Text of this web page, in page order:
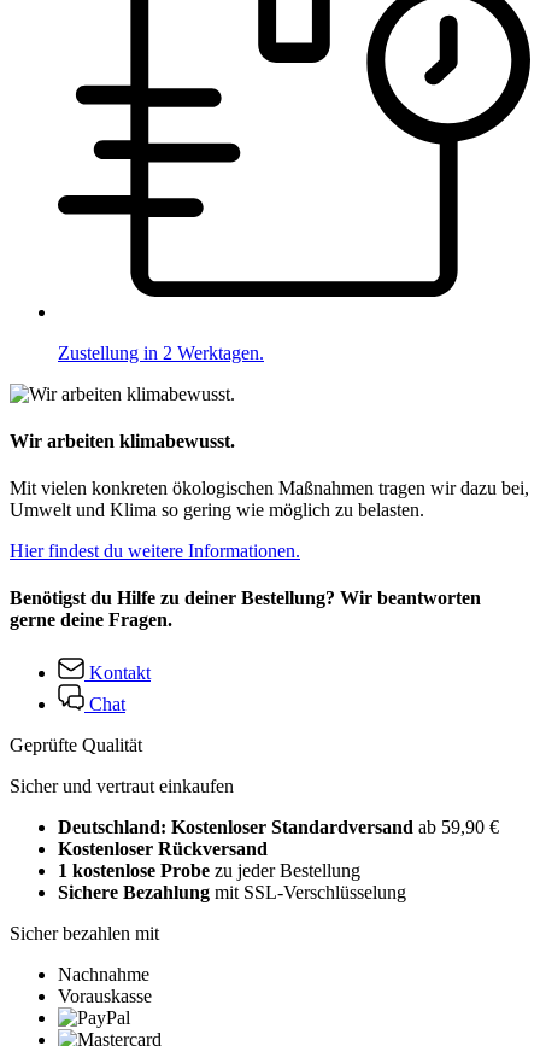
Zustellung in 2 Werktagen.
Wir arbeiten klimabewusst.
Mit vielen konkreten ökologischen Maßnahmen tragen wir dazu bei,
Umwelt und Klima so gering wie möglich zu belasten.
Hier findest du weitere Informationen.
Benötigst du Hilfe zu deiner Bestellung? Wir beantworten
gerne deine Fragen.
Kontakt
Chat
Geprüfte Qualität
Sicher und vertraut einkaufen
Deutschland: Kostenloser Standardversand ab 59,90 €
Kostenloser Rückversand
1 kostenlose Probe zu jeder Bestellung
Sichere Bezahlung mit SSL-Verschlüsselung
Sicher bezahlen mit
Nachnahme
Vorauskasse